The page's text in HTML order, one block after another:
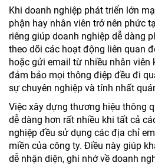
Khi doanh nghiệp phát triển lớn
phận hay nhân viên trở nên phức
riêng giúp doanh nghiệp dễ dàng
theo dõi các hoạt động liên quan
hoặc gửi email từ nhiều nhân viên
đảm bảo mọi thông điệp đều đi
sự chuyên nghiệp và tính nhất
Việc xây dựng thương hiệu thông
dễ dàng hơn rất nhiều khi tất cả
nghiệp đều sử dụng các địa chỉ
miền của công ty. Điều này giúp
dễ nhận diện, ghi nhớ về doanh